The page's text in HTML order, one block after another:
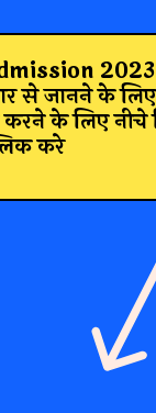
2023
से जानने के लिए
के लिए नीचे
करे